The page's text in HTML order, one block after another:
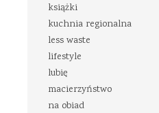
książki
kuchnia regionalna
less waste
lifestyle
lubię
macierzyństwo
na obiad